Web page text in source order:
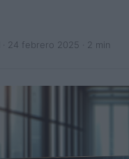
24 febrero 2025 · 2 min